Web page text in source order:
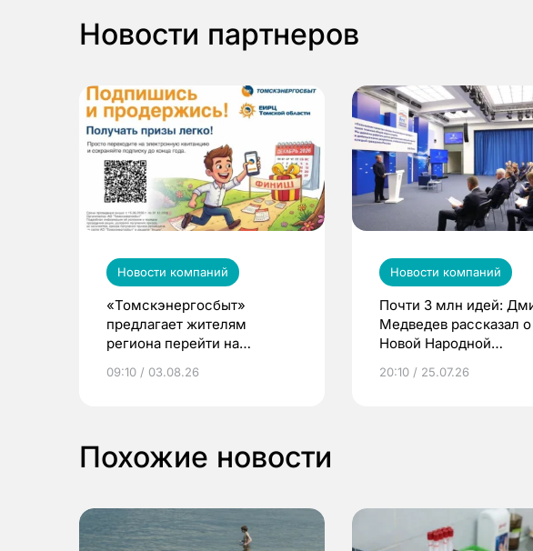
Новости партнеров
Новости компаний
«Томскэнергосбыт»
предлагает жителям
региона перейти на
выиграть призы
09:10 / 03.08.26
Новости компаний
Почти 3 млн идей:
Медведев рассказал о
Новой Народной
20:10 / 25.07.26
Похожие новости